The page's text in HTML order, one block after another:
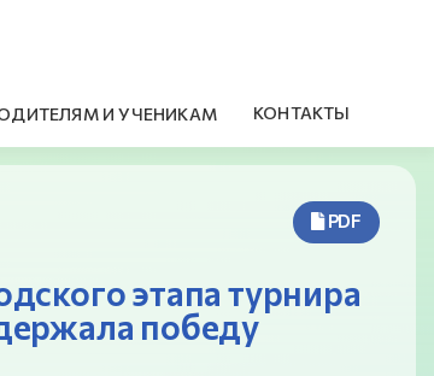
И УЧЕНИКАМ КОНТАКТЫ
PDF
этапа турнира
победу